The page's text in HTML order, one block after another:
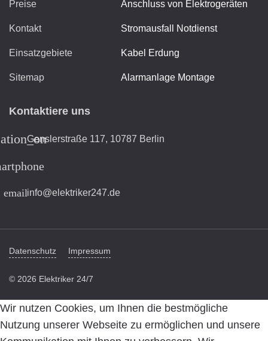
Preise
Kontakt
Einsatzgebiete
Sitemap
Anschluss von Elektrogeräten
Stromausfall Notdienst
Kabel Erdung
Alarmanlage Montage
Kontaktiere uns
Genslerstraße 117, 10787 Berlin
emailinfo@elektriker247.de
Datenschutz Impressum
© 2026 Elektriker 24/7
Wir nutzen Cookies, um Ihnen die bestmögliche
Nutzung unserer Webseite zu ermöglichen und unsere